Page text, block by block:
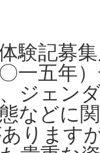
験記募
一五年
、ジェン
などに
ります